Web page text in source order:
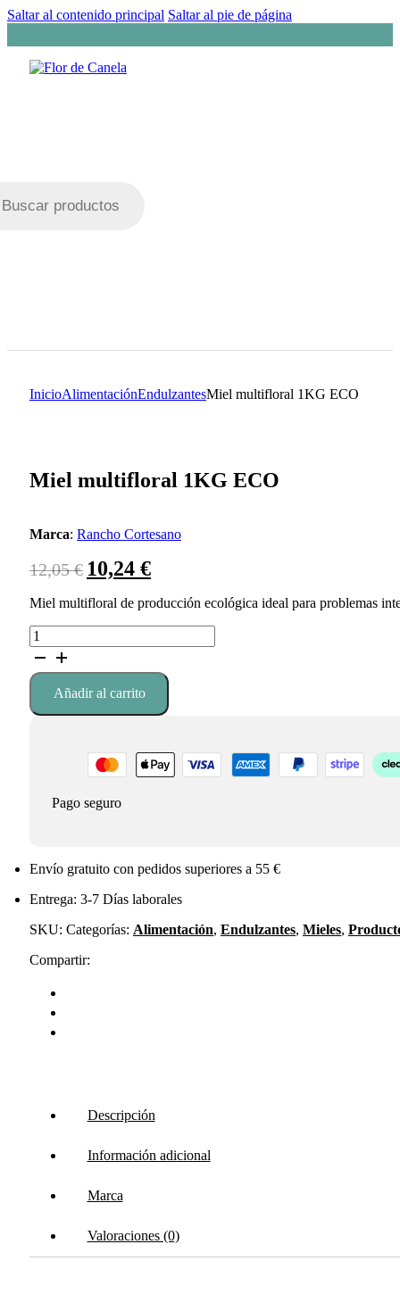
Saltar al contenido principal Saltar al pie de página
InicioAlimentaciónEndulzantesMiel multifloral 1KG ECO
Miel multifloral 1KG ECO
Marca: Rancho Cortesano
12,05€ El
original
era:
12,05 €.
10,24 €
actual
es:
10,24 €.
Miel multifloral de producción ecológica ideal para problemas
Miel
multifloral
ECO
cantidad
Añadir al carrito
Pago seguro
Envío gratuito con pedidos superiores a 55 €
Entrega: 3-7 Días laborales
SKU: Categorías: Alimentación, Endulzantes, Mieles,
Compartir:
Descripción
Información adicional
Marca
Valoraciones (0)